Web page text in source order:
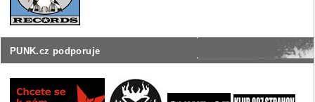
PUNK.cz podporuje